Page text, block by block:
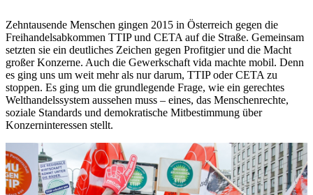
Zehntausende Menschen gingen 2015 in Österreich gegen die
Freihandelsabkommen TTIP und CETA auf die Straße. Gemeinsam
setzten sie ein deutliches Zeichen gegen Profitgier und die Macht
großer Konzerne. Auch die Gewerkschaft vida machte mobil. Denn
es ging uns um weit mehr als nur darum, TTIP oder CETA zu
stoppen. Es ging um die grundlegende Frage, wie ein gerechtes
Welthandelssystem aussehen muss – eines, das Menschenrechte,
soziale Standards und demokratische Mitbestimmung über
Konzerninteressen stellt.